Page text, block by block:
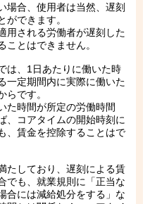
場合、使用者は当然、遅刻
ができます。
用される労働者が遅刻した
とはできません。
は、1日あたりに働いた時
一定期間内に実際に働いた
らです。
た時間が所定の労働時間
、コアタイムの開始時刻に
、賃金を控除することはで
たしており、遅刻による賃
でも、就業規則に「正当な
合には減給処分をする」な